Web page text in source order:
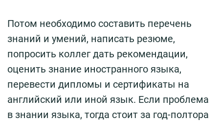
Потом необходимо составить перечень
знаний и умений, написать резюме,
попросить коллег дать рекомендации,
оценить знание иностранного языка,
перевести дипломы и сертификаты на
английский или иной язык. Если проблема
в знании языка, тогда стоит за год-полтора